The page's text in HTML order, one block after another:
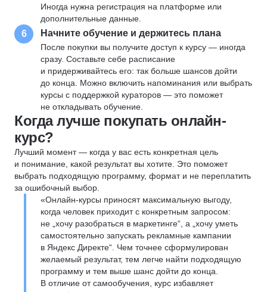
Иногда нужна регистрация на платформе или
дополнительные данные.
6 Начните обучение и держитесь плана
После покупки вы получите доступ к курсу — иногда
сразу. Составьте себе расписание
и придерживайтесь его: так больше шансов дойти
до конца. Можно включить напоминания или выбрать
курсы с поддержкой кураторов — это поможет
не откладывать обучение.
Когда лучше покупать онлайн-
курс?
Лучший момент — когда у вас есть конкретная цель
и понимание, какой результат вы хотите. Это поможет
выбрать подходящую программу, формат и не переплатить
за ошибочный выбор.
«Онлайн-курсы приносят максимальную выгоду,
когда человек приходит с конкретным запросом:
не „хочу разобраться в маркетинге“, а „хочу уметь
самостоятельно запускать рекламные кампании
в Яндекс Директе“. Чем точнее сформулирован
желаемый результат, тем легче найти подходящую
программу и тем выше шанс дойти до конца.
В отличие от самообучения, курс избавляет